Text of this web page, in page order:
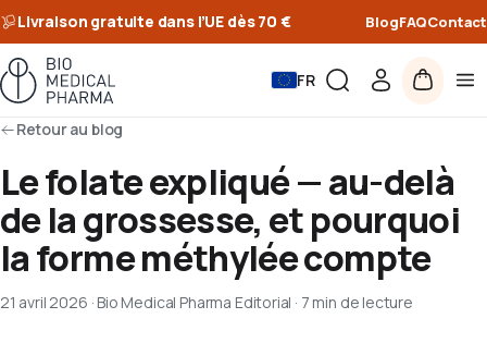
Livraison gratuite dans l’UE dès 70 € BlogFAQContact
FR
Retour au blog
Le folate expliqué — au-delà
de la grossesse, et pourquoi
la forme méthylée compte
21 avril 2026 · Bio Medical Pharma Editorial · 7 min de lecture